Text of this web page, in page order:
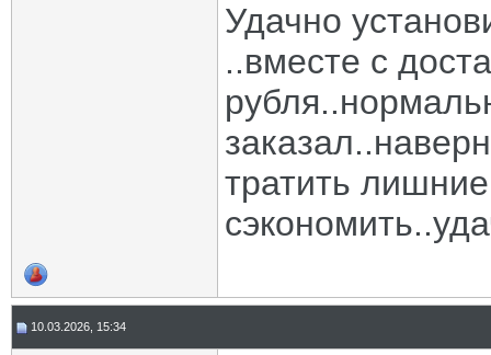
Удачно
..вместе с
тратить
10.03.2026, 15:34